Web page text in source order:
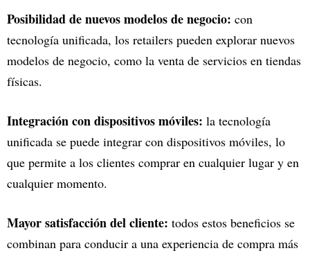
Posibilidad de nuevos modelos de negocio: con
tecnología unificada, los retailers pueden explorar nuevos
modelos de negocio, como la venta de servicios en tiendas
físicas.
Integración con dispositivos móviles: la tecnología
unificada se puede integrar con dispositivos móviles, lo
que permite a los clientes comprar en cualquier lugar y en
cualquier momento.
Mayor satisfacción del cliente: todos estos beneficios se
combinan para conducir a una experiencia de compra más